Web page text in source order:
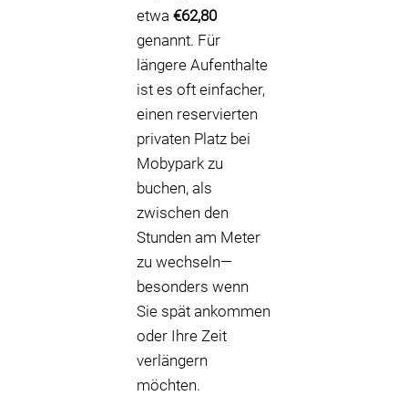
etwa €62,80
genannt. Für
längere Aufenthalte
ist es oft einfacher,
einen reservierten
privaten Platz bei
Mobypark zu
buchen, als
zwischen den
Stunden am Meter
zu wechseln—
besonders wenn
Sie spät ankommen
oder Ihre Zeit
verlängern
möchten.